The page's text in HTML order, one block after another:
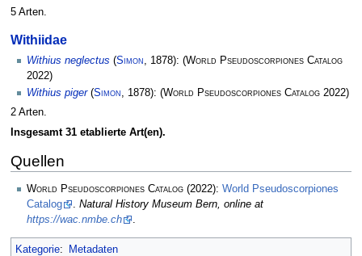
5 Arten.
Withiidae
Withius neglectus (Simon, 1878): (World Pseudoscorpiones Catalog
2022)
Withius piger(Simon , 1878): (World Pseudoscorpiones Catalog 2022)
2 Arten.
Insgesamt 31 etablierte Art(en).
Quellen
World Pseudoscorpiones Catalog (2022): World Pseudoscorpiones
Catalog
Natural History Museum Bern, online at
https://wac.nmbe.ch
Kategorie: Metadaten